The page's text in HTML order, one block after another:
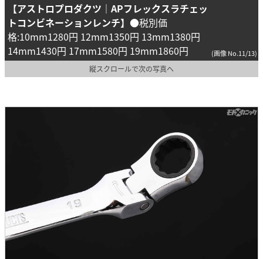
【アストロプロダクツ｜APフレックスラチェッ
トコンビネーションレンチ】 ●税別価
格:10mm1280円 12mm1350円 13mm1380円
14mm1430円 17mm1580円 19mm1860円
(画像 No.11/13)
縦スクロールで次の写真へ